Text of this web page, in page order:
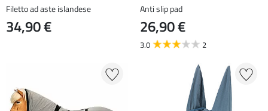
Filetto ad aste islandese
34,90 €
Anti slip pad
26,90 €
3.0 2